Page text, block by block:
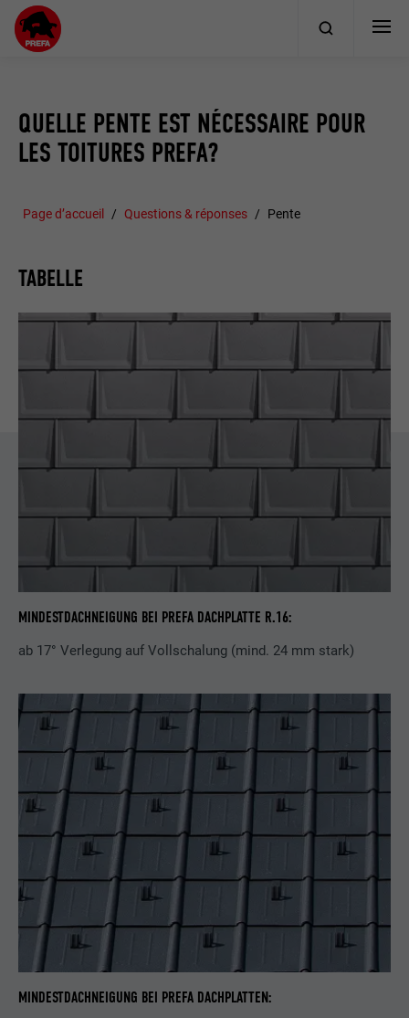
QUELLE PENTE EST NÉCESSAIRE POUR
LES TOITURES PREFA?
Page d’accueil Questions & réponses Pente
TABELLE
MINDESTDACHNEIGUNG BEI PREFA DACHPLATTE R.16:
ab 17° Verlegung auf Vollschalung (mind. 24 mm stark)
MINDESTDACHNEIGUNG BEI PREFA DACHPLATTEN: